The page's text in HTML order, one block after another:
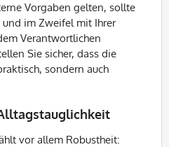
Vorgaben gelten, sollte
und im Zweifel mit Ihrer
Verantwortlichen
Sie sicher, dass die
sondern auch
vor allem Robustheit: